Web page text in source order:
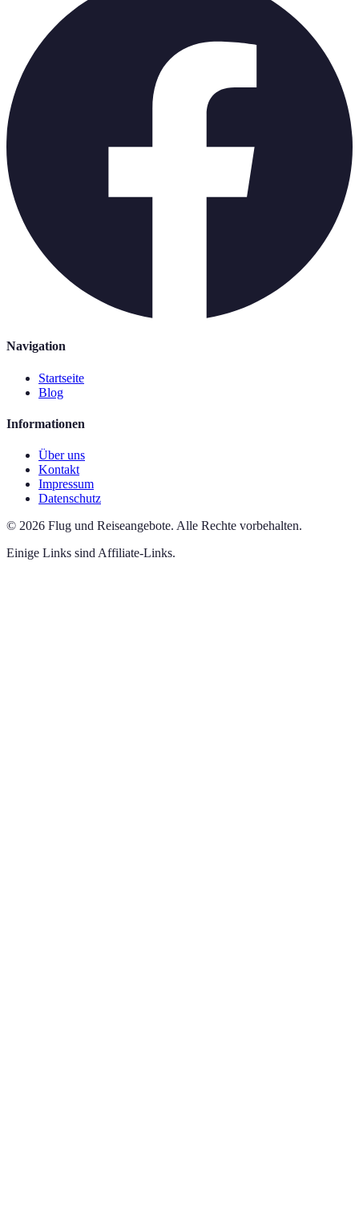
Navigation
Startseite
Blog
Informationen
Über uns
Kontakt
Impressum
Datenschutz
© 2026 Flug und Reiseangebote. Alle Rechte vorbehalten.
Einige Links sind Affiliate-Links.